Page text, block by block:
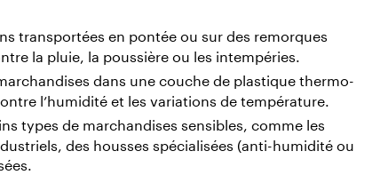
transportées en pontée ou sur des remorques
la pluie, la poussière ou les intempéries.
dans une couche de plastique thermo-
l’humidité et les variations de température.
types de marchandises sensibles, comme les
des housses spécialisées (anti-humidité ou